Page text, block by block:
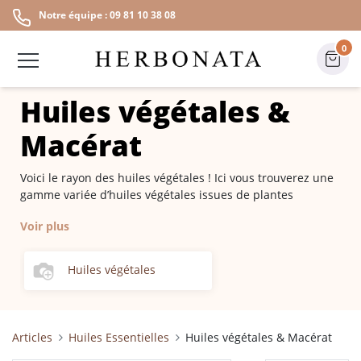
Notre équipe : 09 81 10 38 08
0
Huiles végétales &
Macérat
Voici le rayon des huiles végétales ! Ici vous trouverez une
gamme variée d’huiles végétales issues de plantes
majorité Bio certifiées Ecocert et leur traçabilité est
être faite à partir des graines, noix, fruits ou amandes des
plantes. Découvrez les meilleures huiles végétales et leurs
Millepertuis, de Macadamia, de Calendula, d’Avocat, de
Noisette, d’Argan, de Coco ou encore de Carotte. L’huile
Voir plus
Huiles végétales
Articles Huiles Essentielles Huiles végétales & Macérat